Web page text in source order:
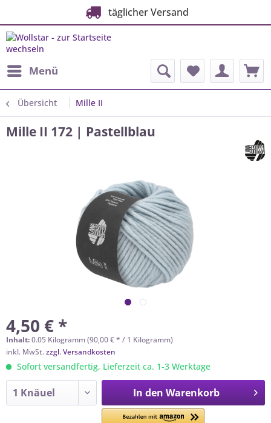
täglicher Versand
Menü
Übersicht Mille II
Mille II 172 | Pastellblau
4,50 € *
Inhalt:0.05 Kilogramm (90,00 € * / 1 Kilogramm)
inkl. MwSt.zzgl. Versandkosten
Sofort versandfertig, Lieferzeit ca. 1-3 Werktage
In den Warenkorb